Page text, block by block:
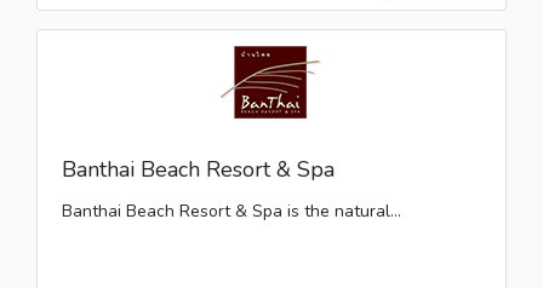
Banthai Beach Resort & Spa
Banthai Beach Resort & Spa is the natural...